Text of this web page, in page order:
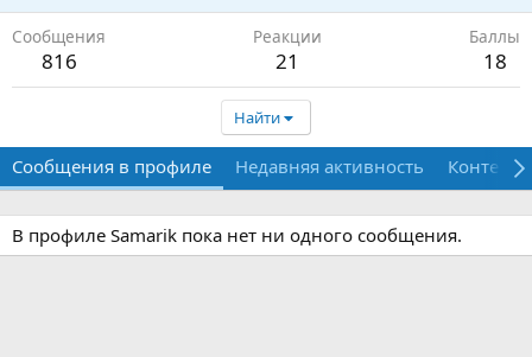
Сообщения
816
Реакции
21
Баллы
18
Найти
Сообщения в профиле Недавняя активность Контент
В профиле Samarik пока нет ни одного сообщения.